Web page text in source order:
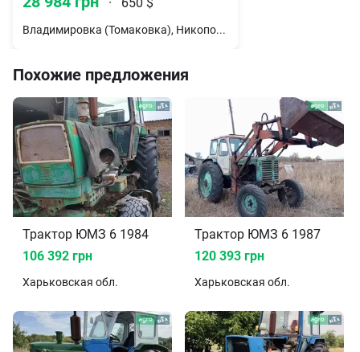
Владимировка (Томаковка), Никопольский район, Днепропетровская обл.
Похожие предложения
Трактор ЮМЗ 6 1984
106 392 грн
Харьковская обл.
Трактор ЮМЗ 6 1987
120 393 грн
Харьковская обл.